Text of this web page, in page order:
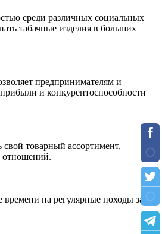
среди различных социальных
табачные изделия в больших
предпринимателям и
и конкурентоспособности
товарный ассортимент,
отношений.
на регулярные походы за